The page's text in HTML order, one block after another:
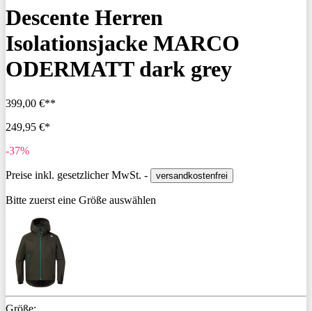
Descente Herren
Isolationsjacke MARCO
ODERMATT dark grey
399,00 €**
249,95 €*
-37%
Preise inkl. gesetzlicher MwSt. - versandkostenfrei
Bitte zuerst eine Größe auswählen
Größe: